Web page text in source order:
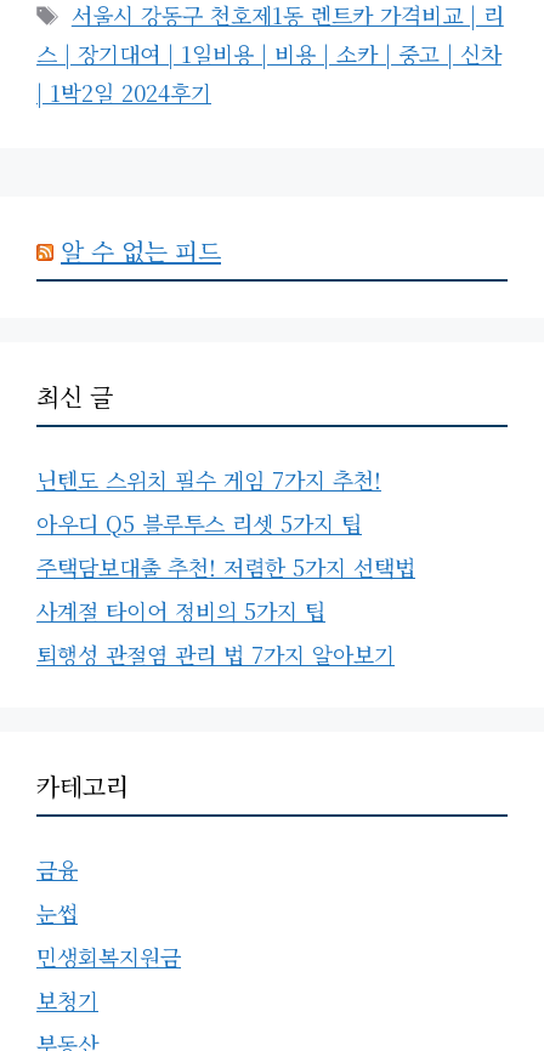
고
리
태
그
서울시 강동구 천호제1동 렌트카 가격비교 | 리
스 | 장기대여 | 1일비용 | 비용 | 소카 | 중고 | 신차
| 1박2일 2024후기
알 수 없는 피드
최신 글
닌텐도 스위치 필수 게임 7가지 추천!
아우디 Q5 블루투스 리셋 5가지 팁
주택담보대출 추천! 저렴한 5가지 선택법
사계절 타이어 정비의 5가지 팁
퇴행성 관절염 관리 법 7가지 알아보기
카테고리
금융
눈썹
민생회복지원금
보청기
부동산